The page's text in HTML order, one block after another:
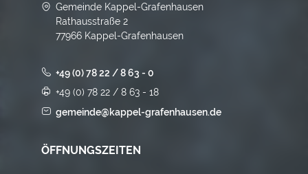
Gemeinde Kappel-Grafenhausen
Rathausstraße 2
77966 Kappel-Grafenhausen
+49 (0) 78 22 / 8 63 - 0
+49 (0) 78 22 / 8 63 - 18
gemeinde@kappel-grafenhausen.de
ÖFFNUNGSZEITEN